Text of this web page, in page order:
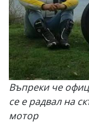
Въпреки че
се е радвал на
мотор